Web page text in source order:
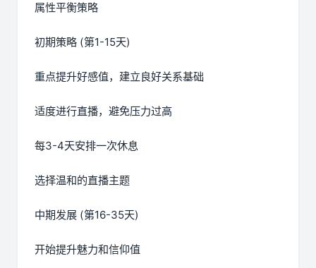
属性平衡策略
初期策略 (第1-15天)
重点提升好感值，建立良好关系基础
适度进行直播，避免压力过高
每3-4天安排一次休息
选择温和的直播主题
中期发展 (第16-35天)
开始提升魅力和信仰值